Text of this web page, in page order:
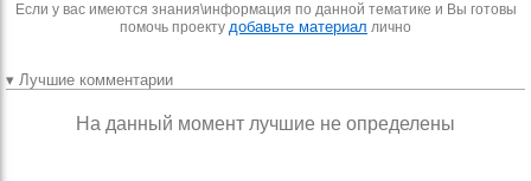
Если у вас имеются знания\информация по данной тематике и Вы готовы
помочь проекту добавьте материал лично
▾ Лучшие комментарии
На данный момент лучшие не определены